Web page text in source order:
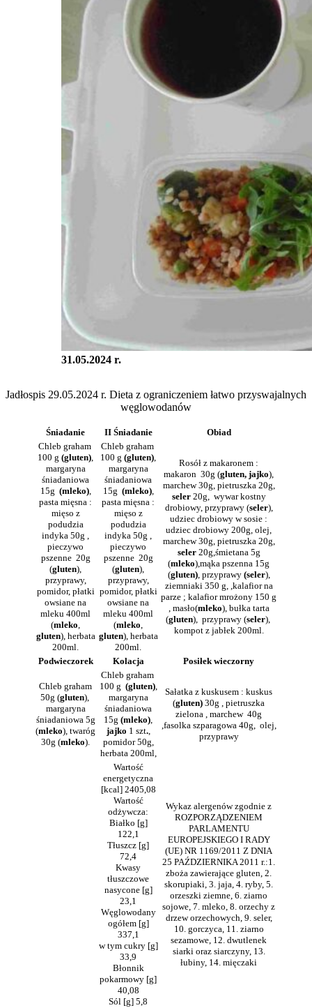
31.05.2024 r.
Jadłospis 29.05.2024 r. Dieta z ograniczeniem łatwo przyswajalnych
węglowodanów
Śniadanie II Śniadanie
Obiad
Chleb graham
100 g (gluten),
margaryna
śniadaniowa
15g (mleko),
pasta mięsna :
mięso z
podudzia
indyka 50g ,
pieczywo
pszenne 20g
(gluten),
przyprawy,
pomidor, płatki
owsiane na
mleku 400ml
(mleko,
gluten), herbata
200ml.
Chleb graham
100 g (gluten),
margaryna
śniadaniowa
15g (mleko),
pasta mięsna :
mięso z
podudzia
indyka 50g ,
pieczywo
pszenne 20g
(gluten),
przyprawy,
pomidor, płatki
owsiane na
mleku 400ml
(mleko,
gluten), herbata
200ml.
Rosół z makaronem :
makaron 30g (gluten, jajko),
marchew 30g, pietruszka 20g,
seler20g, wywar kostny
drobiowy, przyprawy (seler),
udziec drobiowy w sosie :
udziec drobiowy 200g, olej,
marchew 30g, pietruszka 20g,
seler 20g,śmietana 5g
(mleko),mąka pszenna 15g
(gluten), przyprawy (seler),
ziemniaki 350 g, ,kalafior na
parze ; kalafior mrożony 150 g
, masło(mleko), bułka tarta
(gluten), przyprawy (seler),
kompot z jabłek 200ml.
Podwieczorek Kolacja Posiłek wieczorny
Chleb graham
50g (gluten),
margaryna
śniadaniowa 5g
(mleko), twaróg
30g (mleko).
Chleb graham
100 g (gluten),
margaryna
śniadaniowa
15g (mleko),
jajko 1 szt.,
pomidor 50g,
herbata 200ml,
Sałatka z kuskusem : kuskus
(gluten) 30g , pietruszka
zielona , marchew 40g
,fasolka szparagowa 40g, olej,
przyprawy
Wartość
energetyczna
[kcal] 2405,08
Wartość
odżywcza:
Białko [g]
122,1
Tłuszcz [g]
72,4
Kwasy
tłuszczowe
nasycone [g]
23,1
Węglowodany
ogółem [g]
337,1
w tym cukry [g]
33,9
Błonnik
pokarmowy [g]
40,08
Sól [g] 5,8
Wykaz alergenów zgodnie z
ROZPORZĄDZENIEM
PARLAMENTU
EUROPEJSKIEGO I RADY
(UE) NR 1169/2011 Z DNIA
25 PAŹDZIERNIKA 2011 r.:1.
zboża zawierające gluten, 2.
skorupiaki, 3. jaja, 4. ryby, 5.
orzeszki ziemne, 6. ziarno
sojowe, 7. mleko, 8. orzechy z
drzew orzechowych, 9. seler,
10. gorczyca, 11. ziarno
sezamowe, 12. dwutlenek
siarki oraz siarczyny, 13.
łubiny, 14. mięczaki